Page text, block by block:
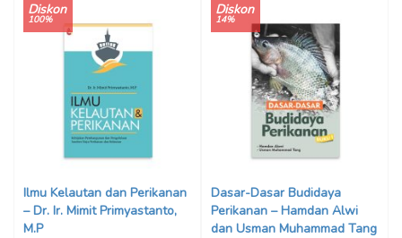
Diskon
100%
Ilmu Kelautan dan Perikanan
– Dr. Ir. Mimit Primyastanto,
M.P
Diskon
14%
Dasar-Dasar Budidaya
Perikanan – Hamdan Alwi
dan Usman Muhammad Tang